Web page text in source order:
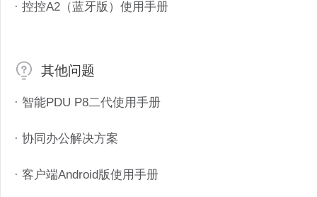
· 控控A2（蓝牙版）使用手册
其他问题
· 智能PDU P8二代使用手册
· 协同办公解决方案
· 客户端Android版使用手册